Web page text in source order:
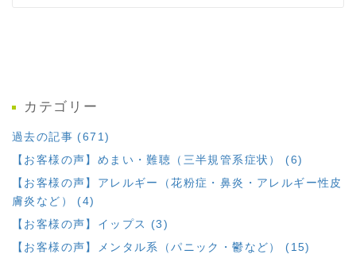
カテゴリー
過去の記事 (671)
【お客様の声】めまい・難聴（三半規管系症状） (6)
【お客様の声】アレルギー（花粉症・鼻炎・アレルギー性皮
膚炎など） (4)
【お客様の声】イップス (3)
【お客様の声】メンタル系（パニック・鬱など） (15)